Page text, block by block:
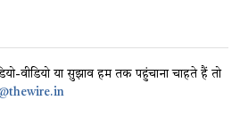
या सुझाव हम तक पहुंचाना चाहते हैं तो